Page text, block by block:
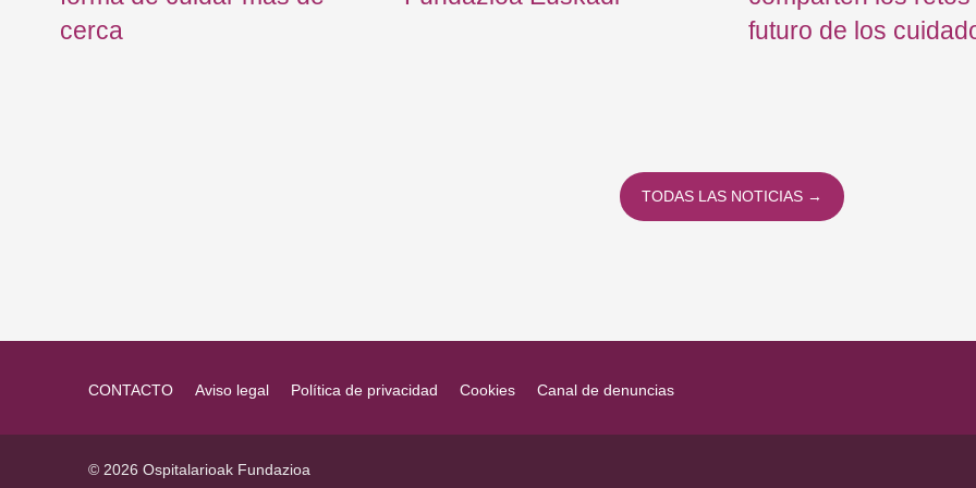
cerca
futuro de los
TODAS LAS NOTICIAS →
CONTACTO Aviso legal Política de privacidad Cookies Canal de denuncias
© 2026 Ospitalarioak Fundazioa